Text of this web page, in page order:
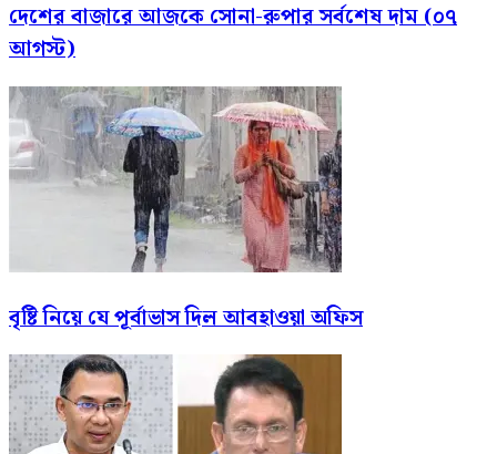
দেশের বাজারে আজকে সোনা-রুপার সর্বশেষ দাম (০৭
আগস্ট)
বৃষ্টি নিয়ে যে পূর্বাভাস দিল আবহাওয়া অফিস